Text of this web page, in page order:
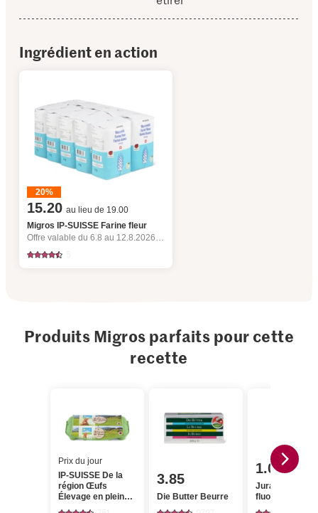
Ingrédient en action
20%
15.20 au lieu de 19.00
Migros IP-SUISSE Farine fleur
Offre valable du 6.8 au 12.8.2026, jusqu’à épuisement du stock.
Produits Migros parfaits pour cette
recette
Prix du jour
IP-SUISSE De la
région Œufs
Élevage en plein
air
3.85
Die Butter Beurre
1.05
Jura Sel Sel
fluoré